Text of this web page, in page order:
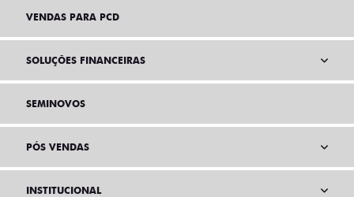
VENDAS PARA PCD
SOLUÇÕES FINANCEIRAS
SEMINOVOS
PÓS VENDAS
INSTITUCIONAL